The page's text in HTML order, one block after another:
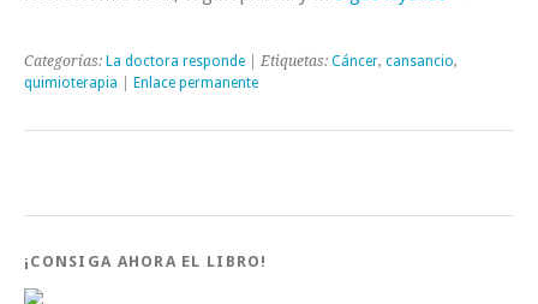
Categorías: La doctora responde | Etiquetas: Cáncer, cansancio,
quimioterapia
Enlace permanente
¡CONSIGA AHORA EL LIBRO!